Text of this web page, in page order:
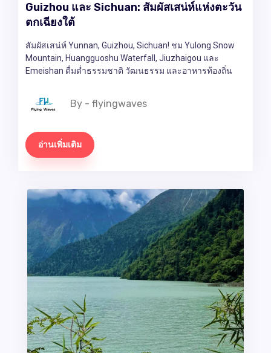
Guizhou และ Sichuan: สัมผัสเสน่ห์แห่งตะวัน
ตกเฉียงใต้
สัมผัสเสน่ห์ Yunnan, Guizhou, Sichuan! ชม Yulong Snow
Mountain, Huangguoshu Waterfall, Jiuzhaigou และ
Emeishan ดื่มด่ำธรรมชาติ วัฒนธรรม และอาหารท้องถิ่น
By - flyingwaves
อ่านเพิ่มเติม